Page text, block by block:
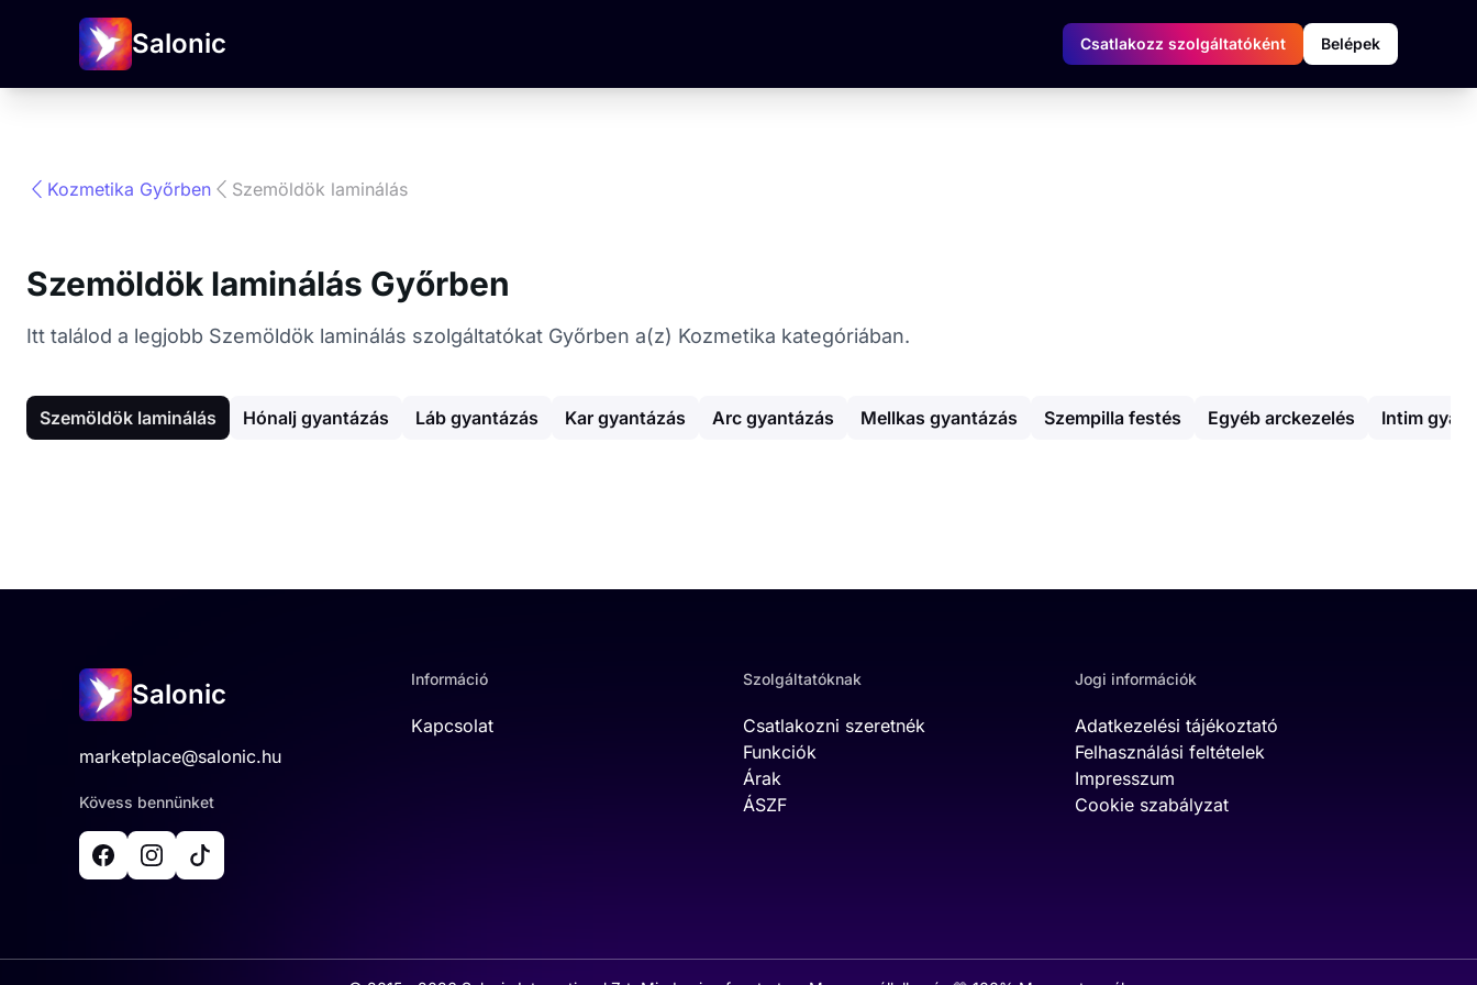
Salonic Csatlakozz szolgáltatóként Belépek
Kozmetika Győrben Szemöldök laminálás
Szemöldök laminálás Győrben
Itt találod a legjobb Szemöldök laminálás szolgáltatókat Győrben a(z) Kozmetika kategóriában.
Szemöldök laminálás Hónalj gyantázás Láb gyantázás Kar gyantázás Arc gyantázás Mellkas gyantázás Szempilla festés Egyéb arckezelés Intim
Salonic
marketplace@salonic.hu
Kövess bennünket
Információ
Kapcsolat
Szolgáltatóknak
Csatlakozni szeretnék
Funkciók
Árak
ÁSZF
Jogi információk
Adatkezelési tájékoztató
Felhasználási feltételek
Impresszum
Cookie szabályzat